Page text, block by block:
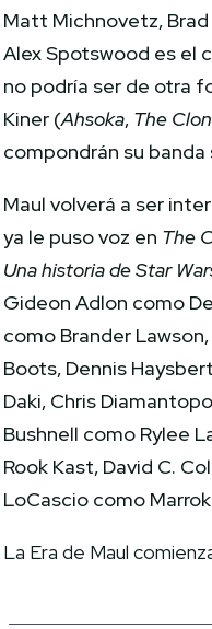
Matt Michnovetz, Brad
Alex Spotswood es el
no podría ser de otra
Kiner (Ahsoka, The
compondrán su banda
Maul volverá a ser
ya le puso voz en The
Una historia de Star
Gideon Adlon como
como Brander
Boots, Dennis
Daki, Chris
Bushnell como Rylee
Rook Kast, David C.
LoCascio como
La Era de Maul